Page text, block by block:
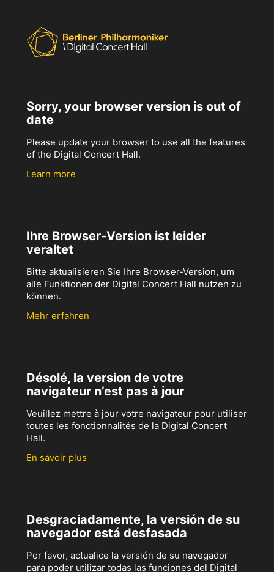
Sorry, your browser version is out of
date
Please update your browser to use all the features
of the Digital Concert Hall.
Learn more
Ihre Browser-Version ist leider
veraltet
Bitte aktualisieren Sie Ihre Browser-Version, um
alle Funktionen der Digital Concert Hall nutzen zu
können.
Mehr erfahren
Désolé, la version de votre
navigateur n’est pas à jour
Veuillez mettre à jour votre navigateur pour utiliser
toutes les fonctionnalités de la Digital Concert
Hall.
En savoir plus
Desgraciadamente, la versión de su
navegador está desfasada
Por favor, actualice la versión de su navegador
para poder utilizar todas las funciones del Digital